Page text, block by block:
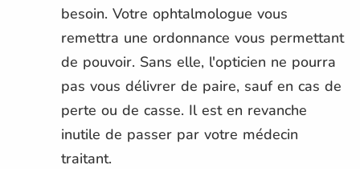
besoin. Votre ophtalmologue vous
remettra une ordonnance vous permettant
de pouvoir. Sans elle, l'opticien ne pourra
pas vous délivrer de paire, sauf en cas de
perte ou de casse. Il est en revanche
inutile de passer par votre médecin
traitant.